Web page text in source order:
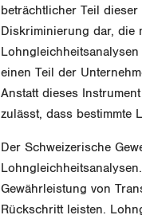
beträchtlicher Teil
Diskriminierung dar, die
einen Teil der
Anstatt dieses
zulässt, dass bestimmte
Der Schweizerische
Gewährleistung von
Rückschritt leisten.